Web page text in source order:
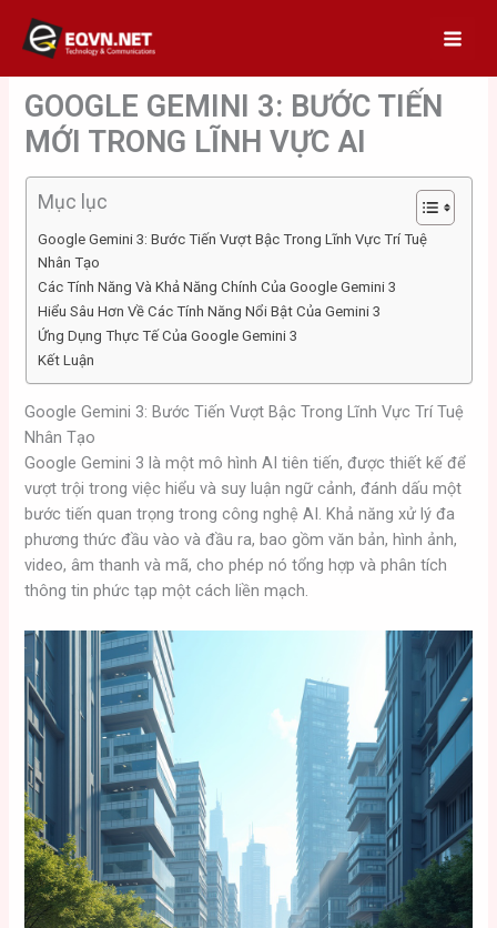
content
GOOGLE GEMINI 3: BƯỚC TIẾN
MỚI TRONG LĨNH VỰC AI
Mục lục
Google Gemini 3: Bước Tiến Vượt Bậc Trong Lĩnh Vực Trí Tuệ
Nhân Tạo
Các Tính Năng Và Khả Năng Chính Của Google Gemini 3
Hiểu Sâu Hơn Về Các Tính Năng Nổi Bật Của Gemini 3
Ứng Dụng Thực Tế Của Google Gemini 3
Kết Luận
Google Gemini 3: Bước Tiến Vượt Bậc Trong Lĩnh Vực Trí Tuệ
Nhân Tạo
Google Gemini 3 là một mô hình AI tiên tiến, được thiết kế để
vượt trội trong việc hiểu và suy luận ngữ cảnh, đánh dấu một
bước tiến quan trọng trong công nghệ AI. Khả năng xử lý đa
phương thức đầu vào và đầu ra, bao gồm văn bản, hình ảnh,
video, âm thanh và mã, cho phép nó tổng hợp và phân tích
thông tin phức tạp một cách liền mạch.